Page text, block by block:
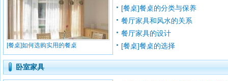
[餐桌]如何选购实用的餐桌
[餐桌]餐桌的分类与保养
餐厅家具和风水的关系
餐厅家具的设计
[餐桌]餐桌的选择
卧室家具